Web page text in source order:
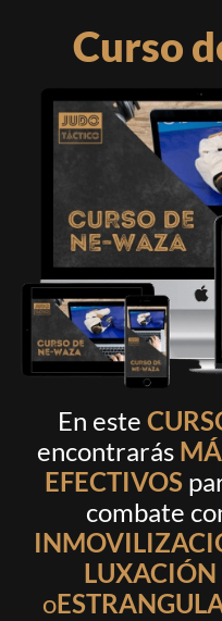
Curso
En este
encontrarás
EFECTIVOS
combate
LUXACIÓN
o